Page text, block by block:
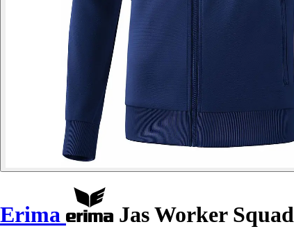
Erima Jas Worker Squad